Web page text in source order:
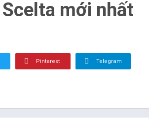
mới nhất
Pinterest Telegram